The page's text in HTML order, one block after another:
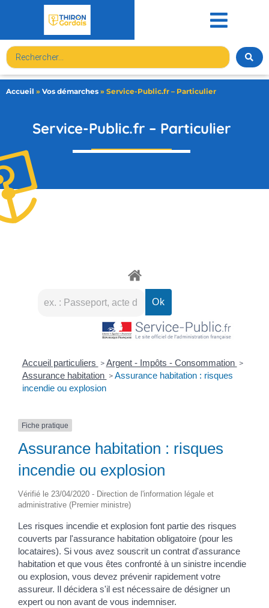
Accueil » Vos démarches » Service-Public.fr – Particulier
Service-Public.fr – Particulier
Accueil particuliers > Argent - Impôts - Consommation >
Assurance habitation > Assurance habitation : risques
incendie ou explosion
Fiche pratique
Assurance habitation : risques
incendie ou explosion
Vérifié le 23/04/2020 - Direction de l'information légale et
administrative (Premier ministre)
Les risques incendie et explosion font partie des risques
couverts par l'assurance habitation obligatoire (pour les
locataires). Si vous avez souscrit un contrat d'assurance
habitation et que vous êtes confronté à un sinistre incendie
ou explosion, vous devez prévenir rapidement votre
assureur. Il décidera s'il est nécessaire de désigner un
expert ou non avant de vous indemniser.